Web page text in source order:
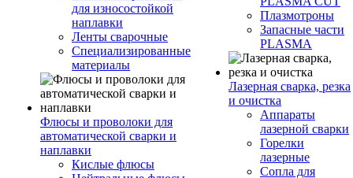
для износостойкой
наплавки
Ленты сварочные
Специализированные
материалы
Флюсы и проволоки для
автоматической сварки и
наплавки
Кислые флюсы
Плазмотроны
Запасные части
PLASMA
Лазерная сварка, резка
и очистка
Аппараты
лазерной сварки
Горелки
лазерные
Сопла для